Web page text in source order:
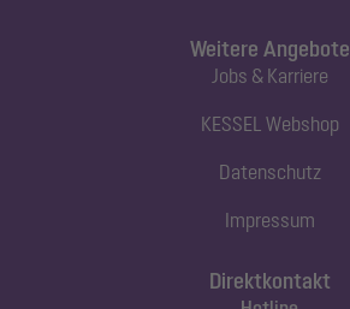
Direktkontakt
Weitere Angebote
Jobs & Karriere
KESSEL Webshop
Datenschutz
Impressum